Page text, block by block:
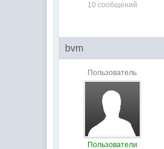
10 сообщений
bvm
Пользователь
Пользователи